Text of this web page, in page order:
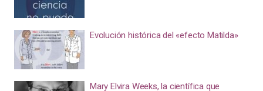
Evolución histórica del «efecto Matilda»
Mary Elvira Weeks, la científica que